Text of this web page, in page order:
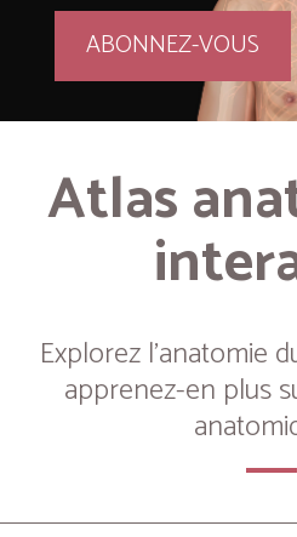
ABONNEZ-VOUS
Atlas
Explorez l’anatomie
apprenez-en plus